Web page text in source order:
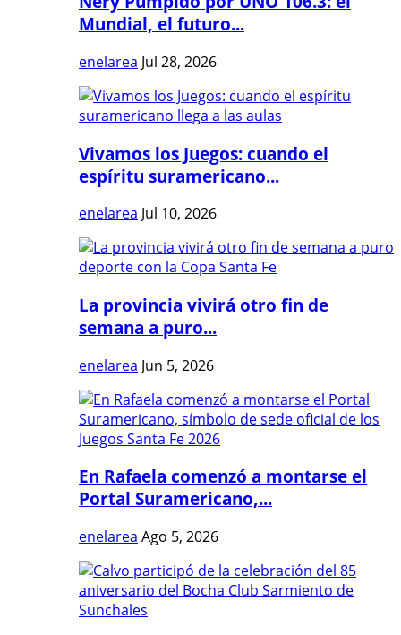
Mundial, el futuro...
enelarea Jul 28, 2026
Vivamos los Juegos: cuando el
espíritu suramericano...
enelarea Jul 10, 2026
La provincia vivirá otro fin de
semana a puro...
enelarea Jun 5, 2026
En Rafaela comenzó a montarse el
Portal Suramericano,...
enelarea Ago 5, 2026